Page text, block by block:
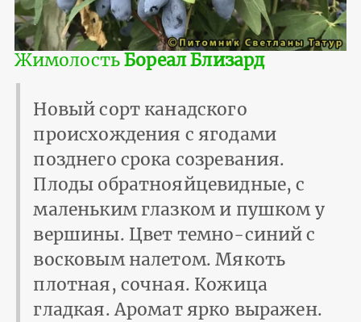
ЖимолостьБореал Близард
Новый сорт канадского
происхождения с ягодами
позднего срока созревания.
Плоды обратнояйцевидные, с
маленьким глазком и пушком у
вершины. Цвет темно-синий с
восковым налетом. Мякоть
плотная, сочная. Кожица
гладкая. Аромат ярко выражен.